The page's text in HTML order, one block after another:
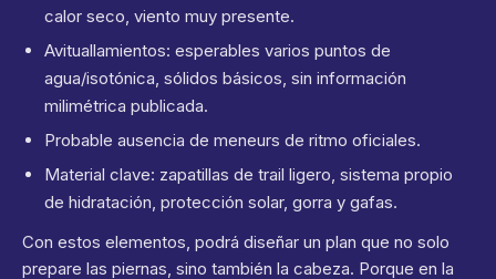
calor seco, viento muy presente.
Avituallamientos: esperables varios puntos de
agua/isotónica, sólidos básicos, sin información
milimétrica publicada.
Probable ausencia de meneurs de ritmo oficiales.
Material clave: zapatillas de trail ligero, sistema propio
de hidratación, protección solar, gorra y gafas.
Con estos elementos, podrá diseñar un plan que no solo
prepare las piernas, sino también la cabeza. Porque en la